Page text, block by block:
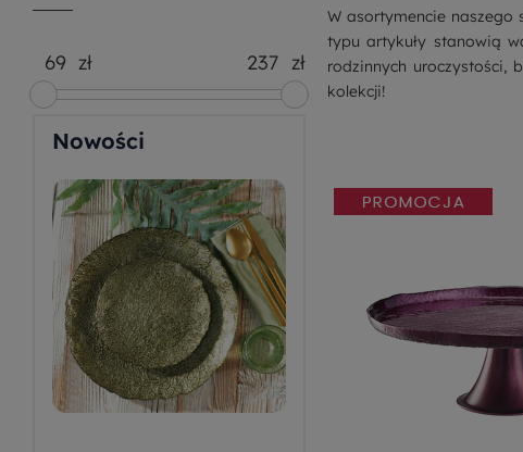
W asortymencie naszego
typu artykuły stanowią
rodzinnych uroczystości,
kolekcji!
zł zł
Nowości